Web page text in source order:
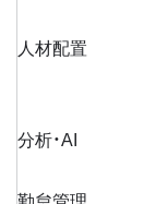
人材配置
分析・AI